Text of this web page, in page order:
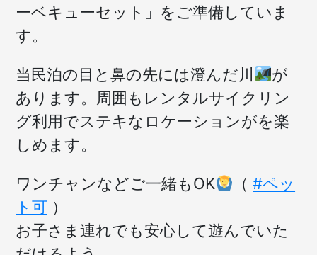
ーベキューセット」をご準備していま
す。
当民泊の目と鼻の先には澄んだ川
が
あります。周囲もレンタルサイクリン
グ利用でステキなロケーションがを楽
しめます。
ワンチャンなどご一緒もOK （#ペッ
ト可 ）
お子さま連れでも安心して遊んでいた